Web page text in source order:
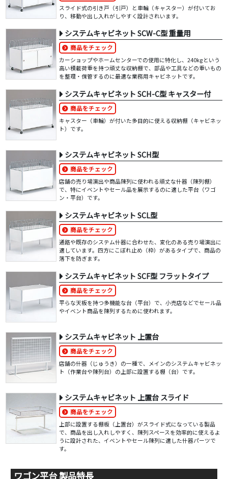
スライド式の引き戸（引戸）と車輪（キャスター）が付いてお
り、移動や出し入れがしやすく設計されいます。
システムキャビネット SCW-C型 重量用
商品をチェック
カーショップやホームセンターでの使用に特化し、240kgという
高い積載荷重を持つ頑丈な収納棚で、部品や工具などの重いもの
を整理・保管するのに最適な業務用キャビネットです。
システムキャビネット SCH-C型 キャスター付
商品をチェック
キャスター（車輪）が付いた多目的に使える収納棚（キャビネッ
ト）です。
システムキャビネット SCH型
商品をチェック
店舗の売り場演出や商品陳列に使われる頑丈な什器（陳列棚）
で、特にイベントやセール品を展示するのに適した平台（ワゴ
ン・平台）です。
システムキャビネット SCL型
商品をチェック
通路や既存のシステム什器に合わせた、変化のある売り場演出に
適しています。四方にこぼれ止め（枠）があるタイプで、商品の
落下を防ぎます。
システムキャビネット SCF型 フラットタイプ
商品をチェック
平らな天板を持つ多機能な台（平台）で、小売店などでセール品
やイベント商品を陳列するために使われます。
システムキャビネット 上置台
商品をチェック
店舗の什器（じゅうき）の一種で、メインのシステムキャビネッ
ト（作業台や陳列台）の上部に設置する棚（台）です。
システムキャビネット 上置台 スライド
商品をチェック
上部に設置する棚板（上置台）がスライド式になっている製品
で、商品を出し入れしやすく、陳列スペースを効率的に使えるよ
うに設計された、イベントやセール陳列に適した什器パーツで
す。
ワゴン平台 製品特長